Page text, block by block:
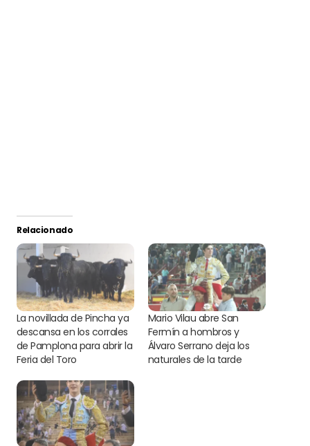
Relacionado
La novillada de Pincha ya
descansa en los corrales
de Pamplona para abrir la
Feria del Toro
Mario Vilau abre San
Fermín a hombros y
Álvaro Serrano deja los
naturales de la tarde